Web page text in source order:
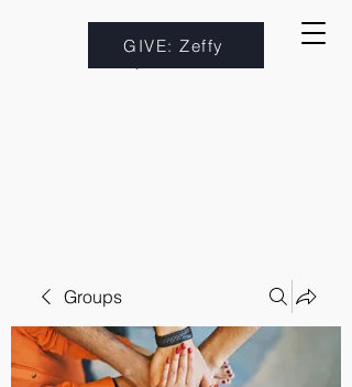
GIVE: Zeffy
Groups